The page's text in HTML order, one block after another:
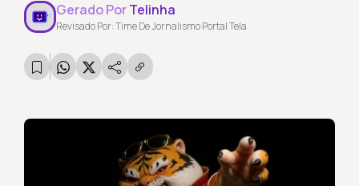
Gerado PorTelinha
Revisado Por: Time De Jornalismo Portal Tela